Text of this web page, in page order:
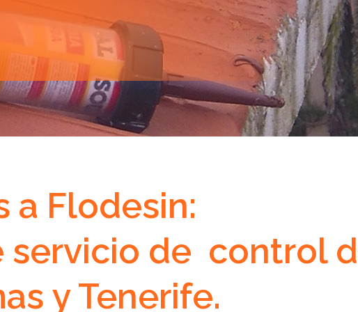
a Flodesin:
servicio de control
y Tenerife.